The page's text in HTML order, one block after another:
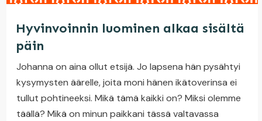
Hyvinvoinnin luominen alkaa sisältä
päin
Johanna on aina ollut etsijä. Jo lapsena hän pysähtyi
kysymysten äärelle, joita moni hänen ikätoverinsa ei
tullut pohtineeksi. Mikä tämä kaikki on? Miksi olemme
täällä? Mikä on minun paikkani tässä valtavassa